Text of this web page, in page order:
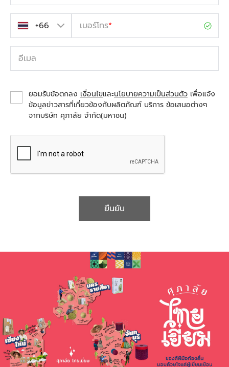
เบอร์โทร*
อีเมล
ยอมรับข้อตกลง เงื่อนไขและนโยบายความเป็นส่วนตัว เพื่อแจ้ง
ข้อมูลข่าวสารที่เกี่ยวข้องกับผลิตภัณฑ์ บริการ ข้อเสนอต่างๆ
จากบริษัท ศุภาลัย จำกัด(มหาชน)
ยืนยัน